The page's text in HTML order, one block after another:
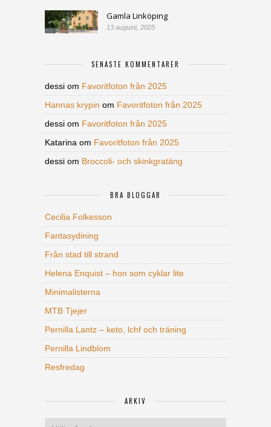
Gamla Linköping
13 augusti, 2025
SENASTE KOMMENTARER
dessi om Favoritfoton från 2025
Hannas krypin om Favoritfoton från 2025
dessi om Favoritfoton från 2025
Katarina om Favoritfoton från 2025
dessi om Broccoli- och skinkgratäng
BRA BLOGGAR
Cecilia Folkesson
Fantasydining
Från stad till strand
Helena Enquist – hon som cyklar lite
Minimalisterna
MTB Tjejer
Pernilla Lantz – keto, lchf och träning
Pernilla Lindblom
Resfredag
ARKIV